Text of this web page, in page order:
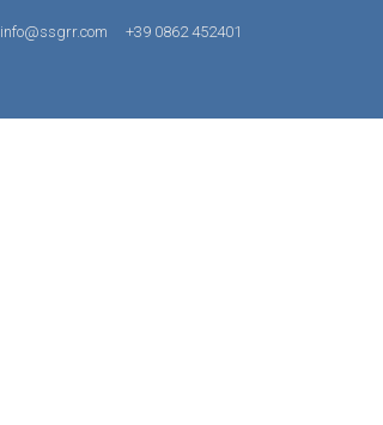
info@ssgrr.com +39 0862 452401